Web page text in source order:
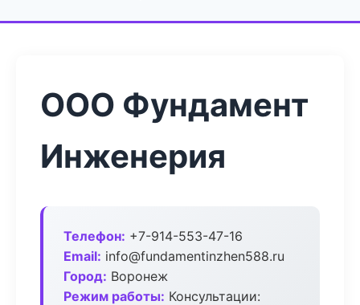
ООО Фундамент
Инженерия
Телефон: +7-914-553-47-16
Email: info@fundamentinzhen588.ru
Город: Воронеж
Режим работы: Консультации: